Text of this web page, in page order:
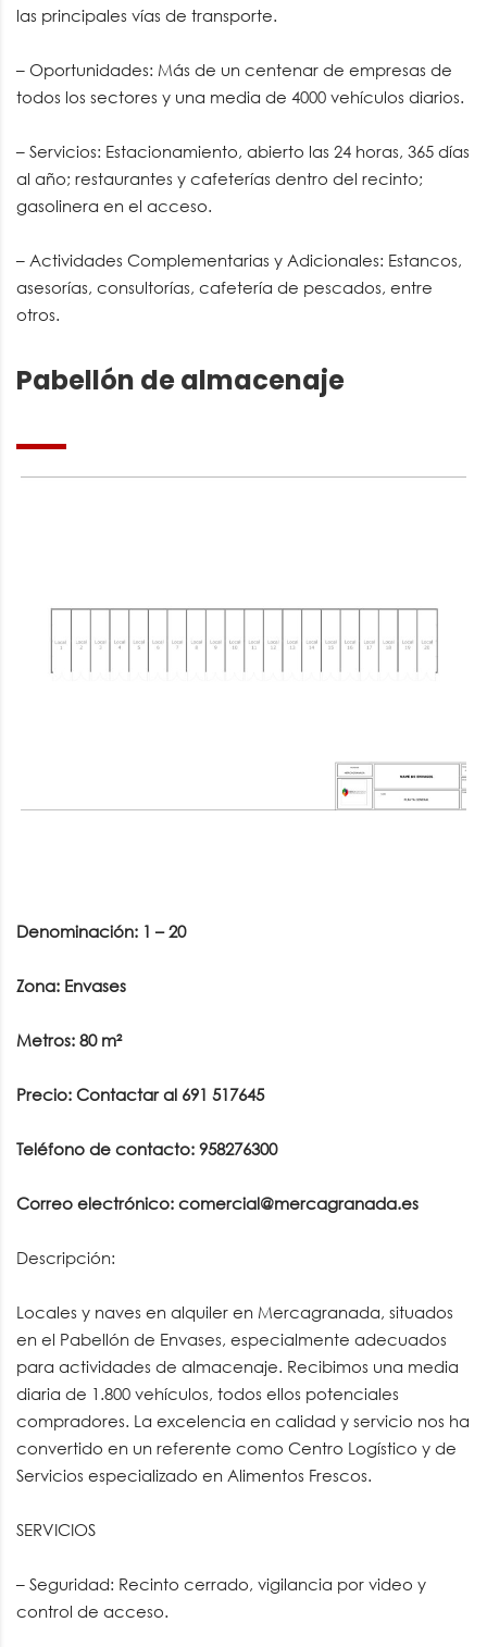
las principales vías de transporte.
– Oportunidades: Más de un centenar de empresas de
todos los sectores y una media de 4000 vehículos diarios.
– Servicios: Estacionamiento, abierto las 24 horas, 365 días
al año; restaurantes y cafeterías dentro del recinto;
gasolinera en el acceso.
– Actividades Complementarias y Adicionales: Estancos,
asesorías, consultorías, cafetería de pescados, entre
otros.
Pabellón de almacenaje
Denominación: 1 – 20
Zona: Envases
Metros: 80 m²
Precio: Contactar al 691 517645
Teléfono de contacto: 958276300
Correo electrónico: comercial@mercagranada.es
Descripción:
Locales y naves en alquiler en Mercagranada, situados
en el Pabellón de Envases, especialmente adecuados
para actividades de almacenaje. Recibimos una media
diaria de 1.800 vehículos, todos ellos potenciales
compradores. La excelencia en calidad y servicio nos ha
convertido en un referente como Centro Logístico y de
Servicios especializado en Alimentos Frescos.
SERVICIOS
– Seguridad: Recinto cerrado, vigilancia por video y
control de acceso.